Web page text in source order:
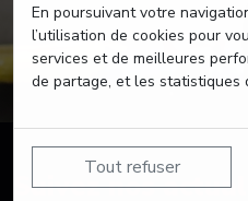
En poursuivant votre
l’utilisation de cookies pour
services et de meilleures
de partage, et les statistiques
Tout refuser
Suivez nos